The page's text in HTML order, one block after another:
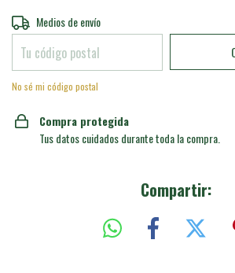
Entregas para el CP:
Medios de envío
No sé mi código postal
Compra protegida
Tus datos cuidados durante toda la compra.
Compartir: